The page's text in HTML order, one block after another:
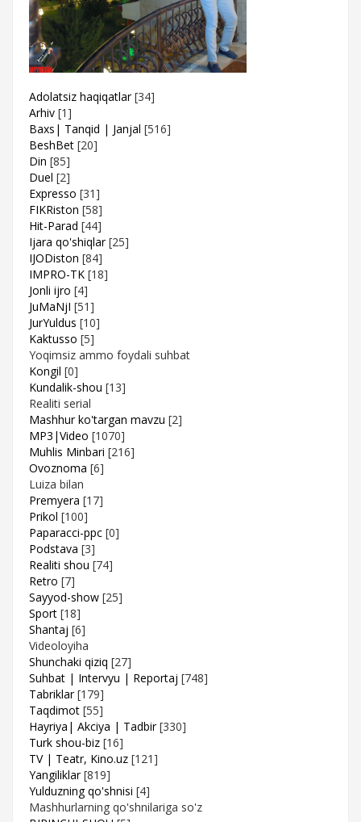
Adolatsiz haqiqatlar [34]
Arhiv [1]
Baxs| Tanqid | Janjal [516]
BeshBet [20]
Din [85]
Duel [2]
Expresso [31]
FIKRiston [58]
Hit-Parad [44]
Ijara qo'shiqlar [25]
IJODiston [84]
IMPRO-TK [18]
Jonli ijro [4]
JuMaNjI [51]
JurYuldus [10]
Kaktusso [5]
Yoqimsiz ammo foydali suhbat
Kongil [0]
Kundalik-shou [13]
Realiti serial
Mashhur ko'targan mavzu [2]
MP3|Video [1070]
Muhlis Minbari [216]
Ovoznoma [6]
Luiza bilan
Premyera [17]
Prikol [100]
Paparacci-ppc [0]
Podstava [3]
Realiti shou [74]
Retro [7]
Sayyod-show [25]
Sport [18]
Shantaj [6]
Videoloyiha
Shunchaki qiziq [27]
Suhbat | Intervyu | Reportaj [748]
Tabriklar [179]
Taqdimot [55]
Hayriya| Akciya | Tadbir [330]
Turk shou-biz [16]
TV | Teatr, Kino.uz [121]
Yangiliklar [819]
Yulduzning qo'shnisi [4]
Mashhurlarning qo'shnilariga so'z